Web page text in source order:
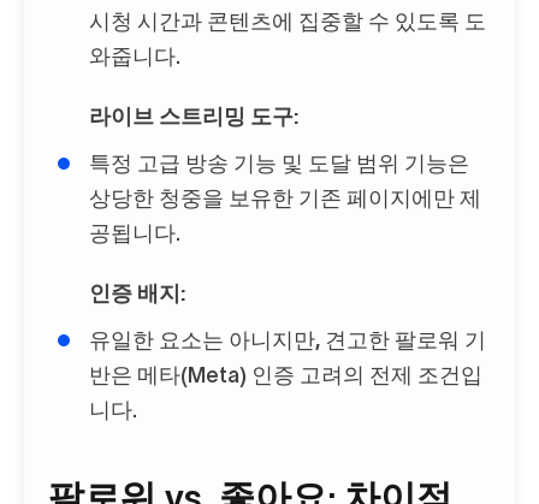
시청 시간과 콘텐츠에 집중할 수 있도록 도
와줍니다.
라이브 스트리밍 도구:
특정 고급 방송 기능 및 도달 범위 기능은
상당한 청중을 보유한 기존 페이지에만 제
공됩니다.
인증 배지:
유일한 요소는 아니지만, 견고한 팔로워 기
반은 메타(Meta) 인증 고려의 전제 조건입
니다.